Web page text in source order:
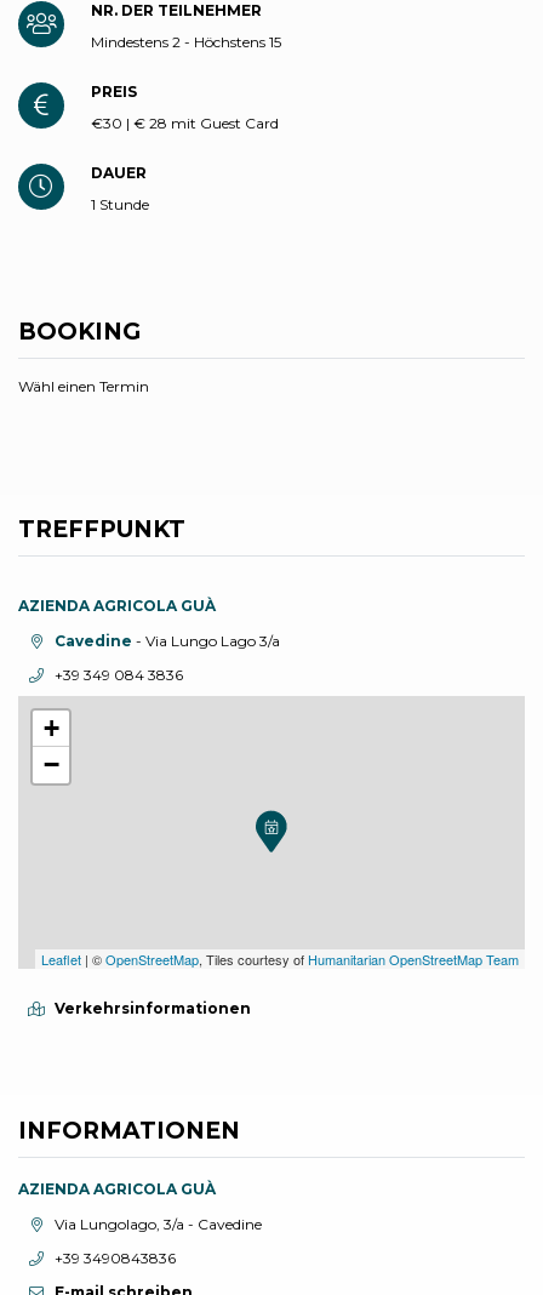
NR. DER TEILNEHMER
Mindestens 2 - Höchstens 15
PREIS
€30 | € 28 mit Guest Card
DAUER
1 Stunde
BOOKING
Wähl einen Termin
TREFFPUNKT
+
−
Leaflet | ©OpenStreetMap, Tiles courtesy of Humanitarian OpenStreetMap Team
Verkehrsinformationen
AZIENDA AGRICOLA GUÀ
aria.location:
Cavedine - Via Lungo Lago 3/a
aria.phone:
+39 349 084 3836
INFORMATIONEN
AZIENDA AGRICOLA GUÀ
aria.location:
Via Lungolago, 3/a - Cavedine
aria.phone:
+39 3490843836